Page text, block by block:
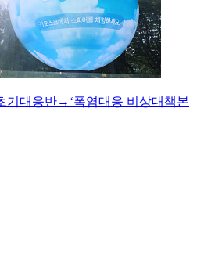
기대응반→‘폭염대응 비상대책본